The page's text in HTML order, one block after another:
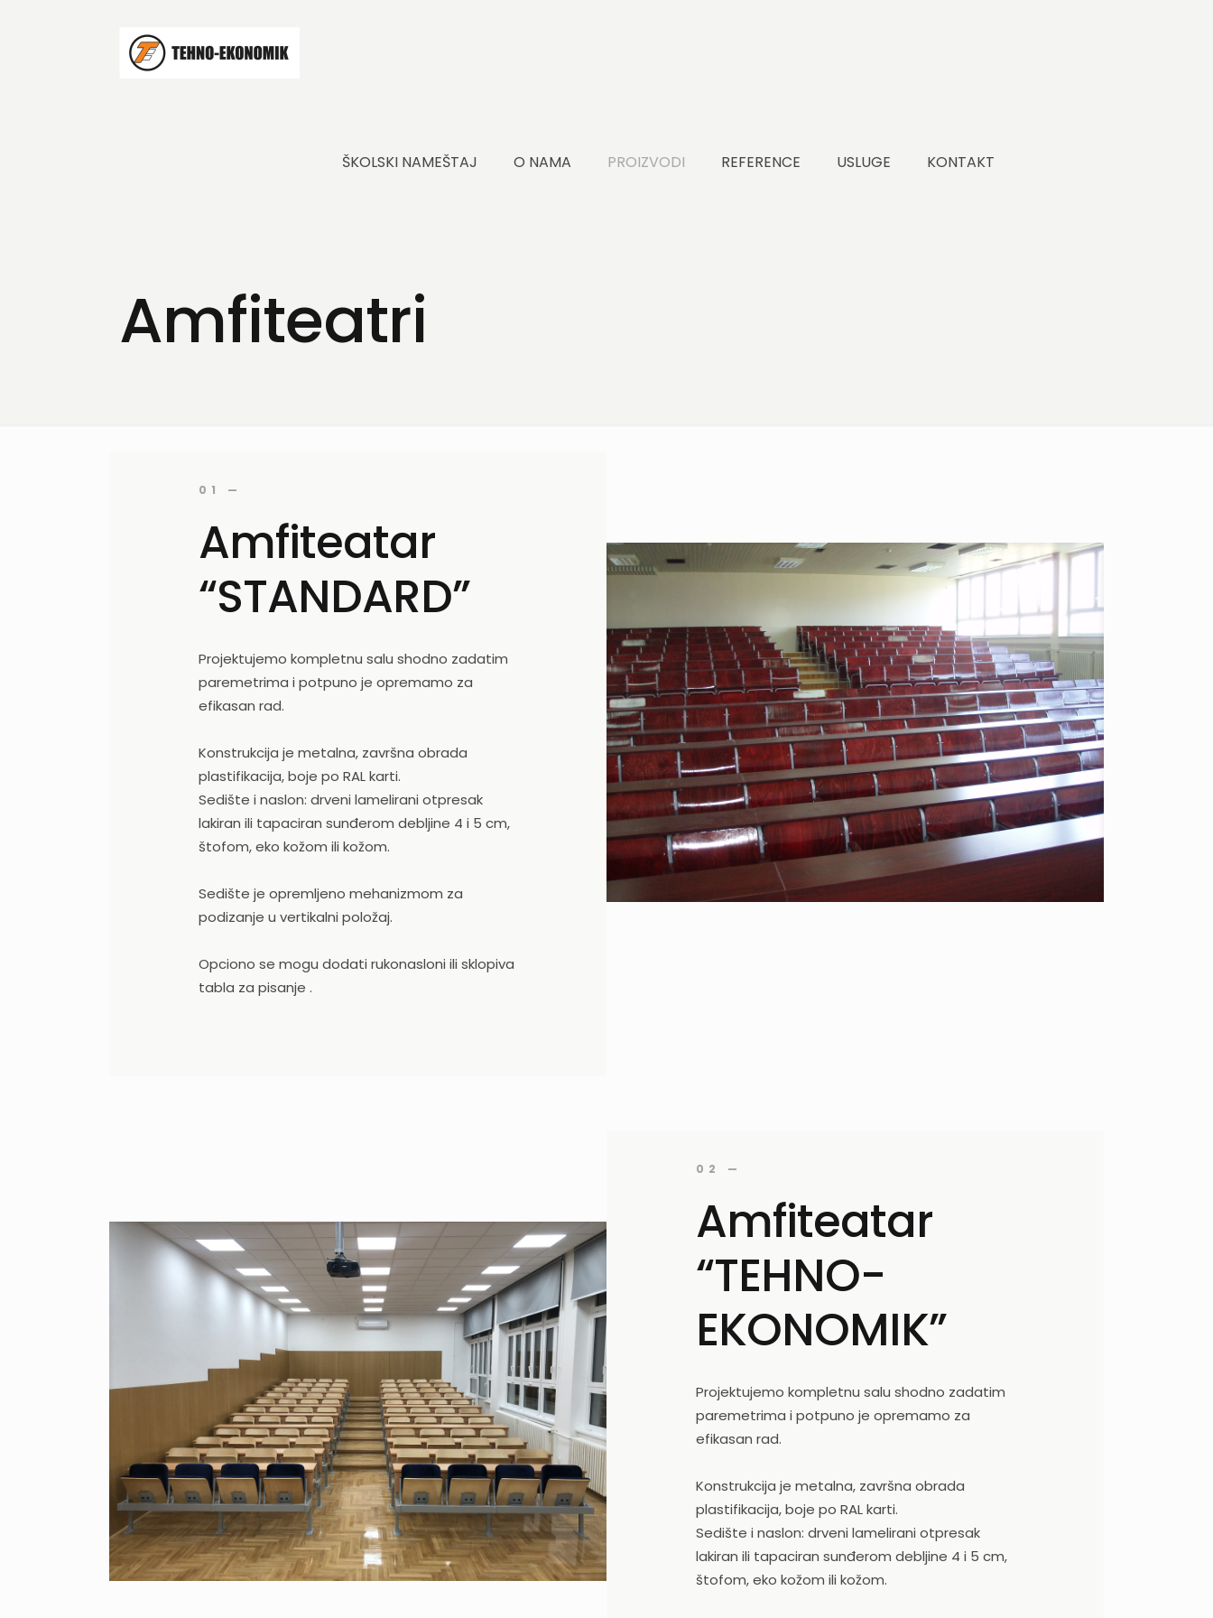
ŠKOLSKI NAMEŠTAJ O NAMA PROIZVODI REFERENCE USLUGE KONTAKT
Amfiteatri
01 —
Amfiteatar
“STANDARD”
Projektujemo kompletnu salu shodno zadatim
paremetrima i potpuno je opremamo za
efikasan rad.
Konstrukcija je metalna, završna obrada
plastifikacija, boje po RAL karti.
Sedište i naslon: drveni lamelirani otpresak
lakiran ili tapaciran sunđerom debljine 4 i 5 cm,
štofom, eko kožom ili kožom.
Sedište je opremljeno mehanizmom za
podizanje u vertikalni položaj.
Opciono se mogu dodati rukonasloni ili sklopiva
tabla za pisanje .
02 —
Amfiteatar
“TEHNO-
EKONOMIK”
Projektujemo kompletnu salu shodno zadatim
paremetrima i potpuno je opremamo za
efikasan rad.
Konstrukcija je metalna, završna obrada
plastifikacija, boje po RAL karti.
Sedište i naslon: drveni lamelirani otpresak
lakiran ili tapaciran sunđerom debljine 4 i 5 cm,
štofom, eko kožom ili kožom.